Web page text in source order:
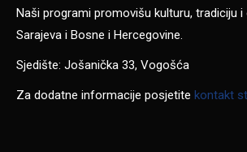
Naši programi promovišu kulturu, tradiciju
Sarajeva i Bosne i Hercegovine.
Sjedište: Jošanička 33, Vogošća
Za dodatne informacije posjetite kontakt